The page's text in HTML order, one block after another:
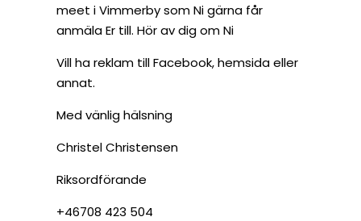
meet i Vimmerby som Ni gärna får
anmäla Er till. Hör av dig om Ni
Vill ha reklam till Facebook, hemsida eller
annat.
Med vänlig hälsning
Christel Christensen
Riksordförande
+46708 423 504